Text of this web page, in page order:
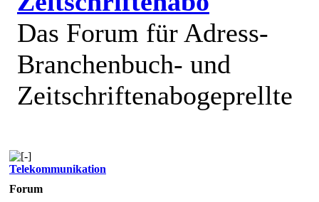
Das Forum für Adress-
Branchenbuch- und
Zeitschriftenabogeprellte
Telekommunikation
Forum